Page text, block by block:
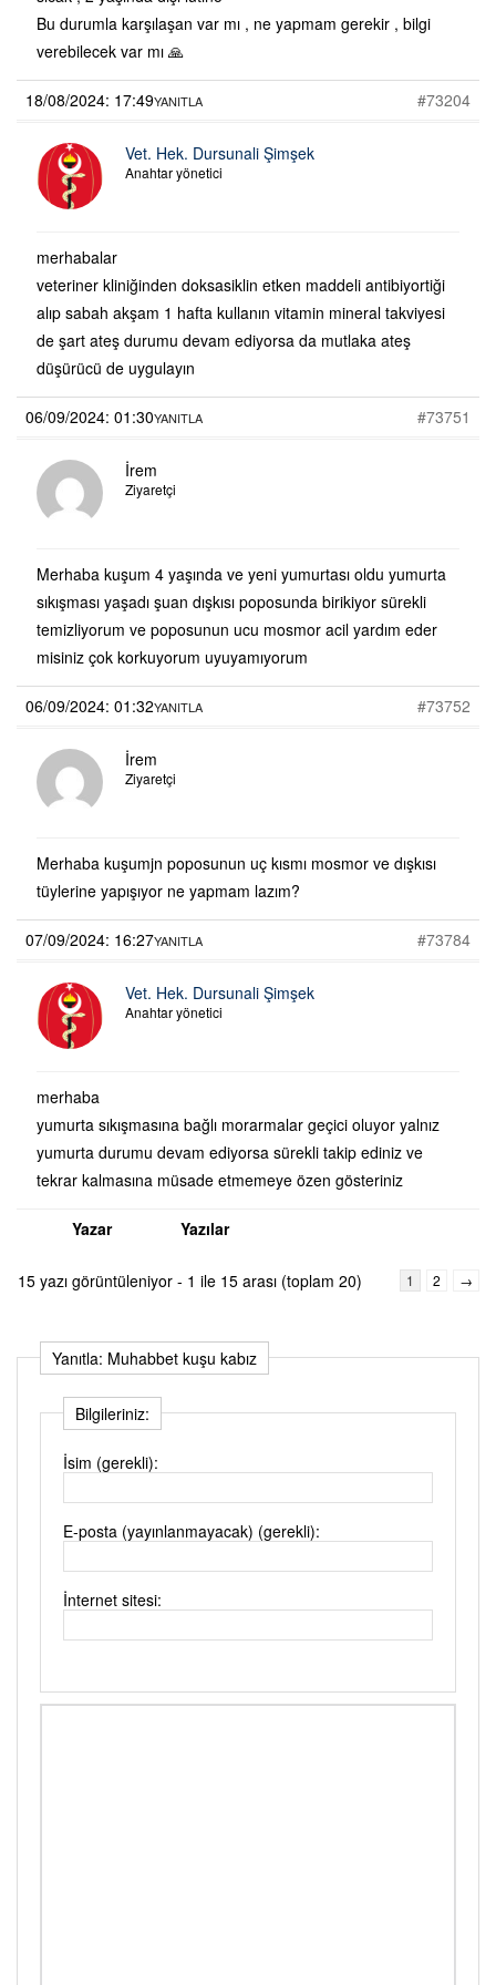
Bu durumla karşılaşan var mı , ne yapmam gerekir , bilgi
verebilecek var mı 🙏
18/08/2024: 17:49 #73204
YANITLA
Vet. Hek. Dursunali Şimşek
Anahtar yönetici
merhabalar
veteriner kliniğinden doksasiklin etken maddeli antibiyortiği
alıp sabah akşam 1 hafta kullanın vitamin mineral takviyesi
de şart ateş durumu devam ediyorsa da mutlaka ateş
düşürücü de uygulayın
06/09/2024: 01:30 #73751
YANITLA
İrem
Ziyaretçi
Merhaba kuşum 4 yaşında ve yeni yumurtası oldu yumurta
sıkışması yaşadı şuan dışkısı poposunda birikiyor sürekli
temizliyorum ve poposunun ucu mosmor acil yardım eder
misiniz çok korkuyorum uyuyamıyorum
06/09/2024: 01:32 #73752
YANITLA
İrem
Ziyaretçi
Merhaba kuşumjn poposunun uç kısmı mosmor ve dışkısı
tüylerine yapışıyor ne yapmam lazım?
07/09/2024: 16:27 #73784
YANITLA
Vet. Hek. Dursunali Şimşek
Anahtar yönetici
merhaba
yumurta sıkışmasına bağlı morarmalar geçici oluyor yalnız
yumurta durumu devam ediyorsa sürekli takip ediniz ve
tekrar kalmasına müsade etmemeye özen gösteriniz
Yazar Yazılar
15 yazı görüntüleniyor - 1 ile 15 arası (toplam 20) 1 2 →
Yanıtla: Muhabbet kuşu kabız
Bilgileriniz:
İsim (gerekli):
E-posta (yayınlanmayacak) (gerekli):
İnternet sitesi: